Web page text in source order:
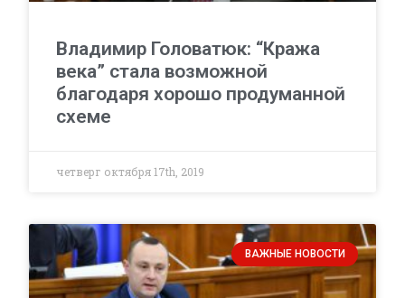
Владимир Головатюк: “Кража
века” стала возможной
благодаря хорошо продуманной
схеме
четверг октября 17th, 2019
ВАЖНЫЕ НОВОСТИ